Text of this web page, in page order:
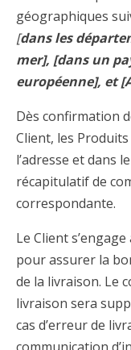
géographiques
[dans les
mer], [dans un
européenne], et
Dès confirmation
Client, les
l’adresse et dans
récapitulatif de
correspondante.
Le Client
pour assurer la
de la livraison. Le
livraison sera
cas d’erreur de